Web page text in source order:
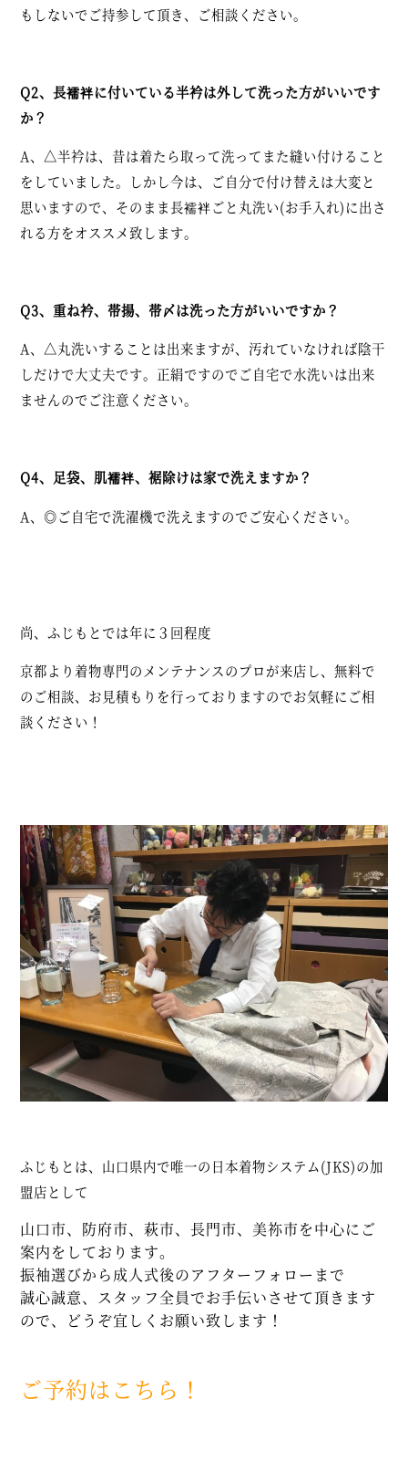
もしないでご持参して頂き、ご相談ください。
Q2、長襦袢に付いている半衿は外して洗った方がいいです
か？
A、△半衿は、昔は着たら取って洗ってまた縫い付けること
をしていました。しかし今は、ご自分で付け替えは大変と
思いますので、そのまま長襦袢ごと丸洗い(お手入れ)に出さ
れる方をオススメ致します。
Q3、重ね衿、帯揚、帯〆は洗った方がいいですか？
A、△丸洗いすることは出来ますが、汚れていなければ陰干
しだけで大丈夫です。正絹ですのでご自宅で水洗いは出来
ませんのでご注意ください。
Q4、足袋、肌襦袢、裾除けは家で洗えますか？
A、◎ご自宅で洗濯機で洗えますのでご安心ください。
尚、ふじもとでは年に３回程度
京都より着物専門のメンテナンスのプロが来店し、無料で
のご相談、お見積もりを行っておりますのでお気軽にご相
談ください！
ふじもとは、山口県内で唯一の日本着物システム(JKS)の加
盟店として
山口市、防府市、萩市、長門市、美祢市を中心にご
案内をしております。
振袖選びから成人式後のアフターフォローまで
誠心誠意、スタッフ全員でお手伝いさせて頂きます
ので、どうぞ宜しくお願い致します！
ご予約はこちら！